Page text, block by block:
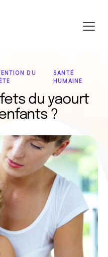
DU
SANTÉ
HUMAINE
du yaourt
?